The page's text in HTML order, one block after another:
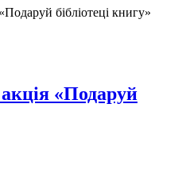
бібліотеці книгу»
«Подаруй